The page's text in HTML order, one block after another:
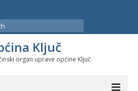
Ključ
organ uprave općine Ključ